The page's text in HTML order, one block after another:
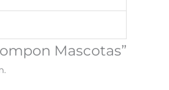
Mascotas”